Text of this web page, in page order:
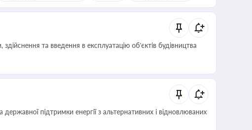
та введення в експлуатацію об’єктів будівництва
підтримки енергії з альтернативних і відновлюваних